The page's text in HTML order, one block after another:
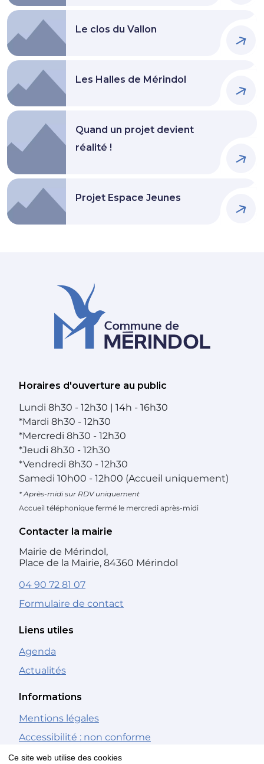
Ce site web utilise des cookies
Le clos du Vallon
Les Halles de Mérindol
Quand un projet devient
réalité !
Projet Espace Jeunes
Horaires d'ouverture au public
Lundi 8h30 - 12h30 | 14h - 16h30
*Mardi 8h30 - 12h30
*Mercredi 8h30 - 12h30
*Jeudi 8h30 - 12h30
*Vendredi 8h30 - 12h30
Samedi 10h00 - 12h00 (Accueil uniquement)
* Après-midi sur RDV uniquement
Accueil téléphonique fermé le mercredi après-midi
Contacter la mairie
Mairie de Mérindol,
Place de la Mairie, 84360 Mérindol
04 90 72 81 07
Formulaire de contact
Liens utiles
Agenda
Actualités
Informations
Mentions légales
Accessibilité : non conforme
Gestion des cookies